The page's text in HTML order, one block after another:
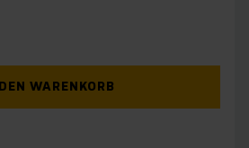
WARENKORB